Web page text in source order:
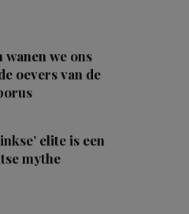
wanen we ons
oevers van de
elite is een
mythe